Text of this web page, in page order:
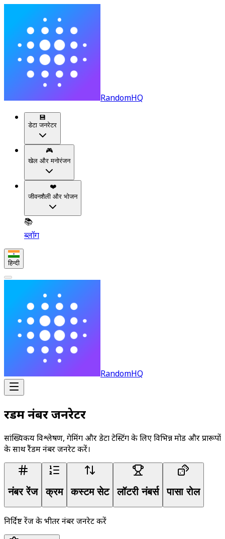
RandomHQ
💾
डेटा जनरेटर
🎮
खेल और मनोरंजन
❤️
जीवनशैली और भोजन
📚
ब्लॉग
हिन्दी
RandomHQ
रैंडम नंबर जनरेटर
सांख्यिकीय विश्लेषण, गेमिंग और डेटा टेस्टिंग के लिए विभिन्न मोड और प्रारूपों
के साथ रैंडम नंबर जनरेट करें।
नंबर रेंज क्रम कस्टम सेट लॉटरी नंबर्स पासा रोल
निर्दिष्ट रेंज के भीतर नंबर जनरेट करें